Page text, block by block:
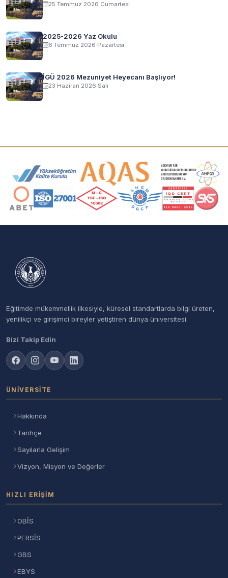
25 Temmuz 2026 Cumartesi
2025-2026 Yaz Okulu
6 Temmuz 2026 Pazartesi
İGÜ 2026 Mezuniyet Heyecanı Başlıyor!
23 Haziran 2026 Salı
Akreditasyon ve Üyelik Logoları
Eğitimde mükemmellik ilkesiyle, küresel standartlarda bilgi üreten,
yenilikçi ve girişimci bireyler yetiştiren dünya üniversitesi.
Bizi Takip Edin
ÜNIVERSITE
Hakkında
Tarihçe
Sayılarla Gelişim
Vizyon, Misyon ve Değerler
HIZLI ERIŞIM
OBİS
PERSİS
GBS
EBYS